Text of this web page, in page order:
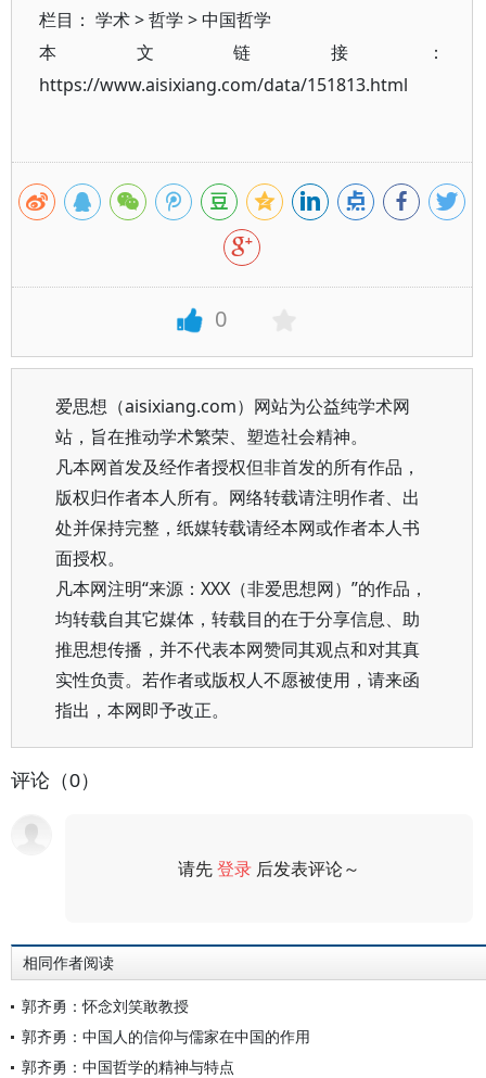
栏目： 学术>哲学 >中国哲学
本文链接：
https://www.aisixiang.com/data/151813.html
0
爱思想（aisixiang.com）网站为公益纯学术网
站，旨在推动学术繁荣、塑造社会精神。
凡本网首发及经作者授权但非首发的所有作品，
版权归作者本人所有。网络转载请注明作者、出
处并保持完整，纸媒转载请经本网或作者本人书
面授权。
凡本网注明“来源：XXX（非爱思想网）”的作品，
均转载自其它媒体，转载目的在于分享信息、助
推思想传播，并不代表本网赞同其观点和对其真
实性负责。若作者或版权人不愿被使用，请来函
指出，本网即予改正。
评论（0）
请先登录 后发表评论～
相同作者阅读
郭齐勇：怀念刘笑敢教授
郭齐勇：中国人的信仰与儒家在中国的作用
郭齐勇：中国哲学的精神与特点